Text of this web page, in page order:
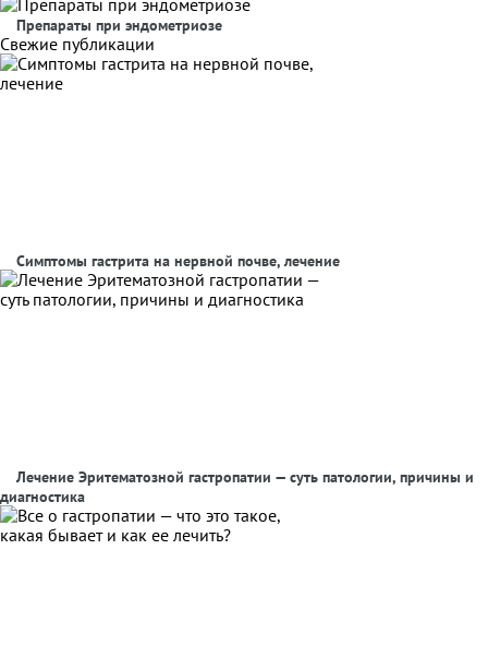
Препараты при эндометриозе
Свежие публикации
Симптомы гастрита на нервной почве, лечение
Лечение Эритематозной гастропатии — суть патологии, причины и
диагностика